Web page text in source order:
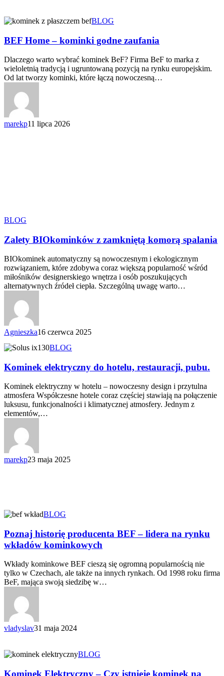
BLOG
BEF Home – kominki godne zaufania
Dlaczego warto wybrać kominek BeF? Firma BeF to marka z
wieloletnią tradycją i ugruntowaną pozycją na rynku europejskim.
Od lat tworzy kominki, które łączą nowoczesną…
marekp11 lipca 2026
BLOG
Zalety BIOkominków z zamkniętą komorą spalania
BIOkominek automatyczny są nowoczesnym i ekologicznym
rozwiązaniem, które zdobywa coraz większą popularność wśród
miłośników designerskiego wnętrza i osób poszukujących
alternatywnych źródeł ciepła. Szczególną uwagę warto…
Agnieszka16 czerwca 2025
BLOG
Kominek elektryczny do hotelu, restauracji, pubu.
Kominek elektryczny w hotelu – nowoczesny design i przytulna
atmosfera Współczesne hotele coraz częściej stawiają na połączenie
luksusu, funkcjonalności i klimatycznej atmosfery. Jednym z
elementów,…
marekp23 maja 2025
BLOG
Poznaj historię producenta BEF – lidera na rynku
wkładów kominkowych
Wkłady kominkowe BEF cieszą się ogromną popularnością nie
tylko w Czechach, ale także na innych rynkach. Od 1998 roku firma
BeF, mająca swoją siedzibę w…
vladyslav31 maja 2024
BLOG
Kominek Elektryczny – Czy istnieje kominek na